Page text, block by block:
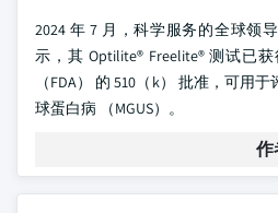
2024 年 7 月，科学服务的全球领
示，其 Optilite® Freelite® 测试已
（FDA） 的 510（k） 批准，可用
球蛋白病 （MGUS）。
作